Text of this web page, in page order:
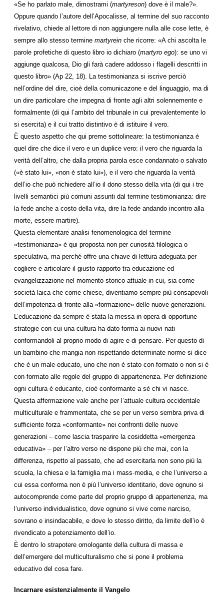
«Se ho parlato male, dimostrami (martyreson) dove è il male?».
Oppure quando l’autore dell’Apocalisse, al termine del suo racconto
rivelativo, chiede al lettore di non aggiungere nulla alle cose lette, è
sempre allo stesso termine martyrein che ricorre: «A chi ascolta le
parole profetiche di questo libro io dichiaro (martyro ego): se uno vi
aggiunge qualcosa, Dio gli farà cadere addosso i flagelli descritti in
questo libro» (Ap 22, 18). La testimonianza si iscrive perciò
nell’ordine del dire, cioè della comunicazone e del linguaggio, ma di
un dire particolare che impegna di fronte agli altri solennemente e
formalmente (di qui l’ambito del tribunale in cui prevalentemente lo
si esercita) e il cui tratto distintivo è di istituire il vero.
È questo aspetto che qui preme sottolineare: la testimonianza è
quel dire che dice il vero e un duplice vero: il vero che riguarda la
verità dell’altro, che dalla propria parola esce condannato o salvato
(«è stato lui», «non è stato lui»), e il vero che riguarda la verità
dell’io che può richiedere all’io il dono stesso della vita (di qui i tre
livelli semantici più comuni assunti dal termine testimonianza: dire
la fede anche a costo della vita, dire la fede andando incontro alla
morte, essere martire).
Questa elementare analisi fenomenologica del termine
«testimonianza» è qui proposta non per curiosità filologica o
speculativa, ma perché offre una chiave di lettura adeguata per
cogliere e articolare il giusto rapporto tra educazione ed
evangelizzazione nel momento storico attuale in cui, sia come
società laica che come chiese, diventiamo sempre più consapevoli
dell’impotenza di fronte alla «formazione» delle nuove generazioni.
L’educazione da sempre è stata la messa in opera di opportune
strategie con cui una cultura ha dato forma ai nuovi nati
conformandoli al proprio modo di agire e di pensare. Per questo di
un bambino che mangia non rispettando determinate norme si dice
che è un male-educato, uno che non è stato con-formato o non si è
con-formato alle regole del gruppo di appartenenza. Per definizione
ogni cultura è educante, cioè conformante a sé chi vi nasce.
Questa affermazione vale anche per l’attuale cultura occidentale
multiculturale e frammentata, che se per un verso sembra priva di
sufficiente forza «conformante» nei confronti delle nuove
generazioni – come lascia trasparire la cosiddetta «emergenza
educativa» – per l’altro verso ne dispone più che mai, con la
differenza, rispetto al passato, che ad esercitarla non sono più la
scuola, la chiesa e la famiglia ma i mass-media, e che l’universo a
cui essa conforma non è più l’universo identitario, dove ognuno si
autocomprende come parte del proprio gruppo di appartenenza, ma
l’universo individualistico, dove ognuno si vive come narciso,
sovrano e insindacabile, e dove lo stesso diritto, da limite dell’io è
rivendicato a potenziamento dell’io.
È dentro lo strapotere omologante della cultura di massa e
dell’emergere del multiculturalismo che si pone il problema
educativo del cosa fare.
Incarnare esistenzialmente il Vangelo